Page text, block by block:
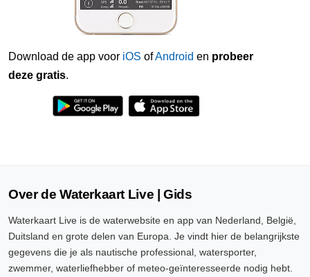
Download de app voor iOS ofAndroid en probeer
deze gratis.
Over de Waterkaart Live | Gids
Waterkaart Live is de waterwebsite en app van Nederland, België,
Duitsland en grote delen van Europa. Je vindt hier de belangrijkste
gegevens die je als nautische professional, watersporter,
zwemmer, waterliefhebber of meteo-geïnteresseerde nodig hebt.